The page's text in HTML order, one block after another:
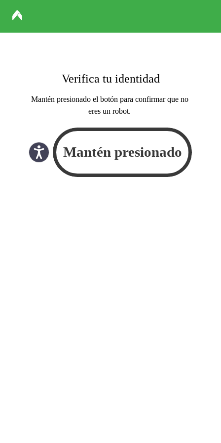
Verifica tu identidad
Mantén presionado el botón para confirmar que no
eres un robot.